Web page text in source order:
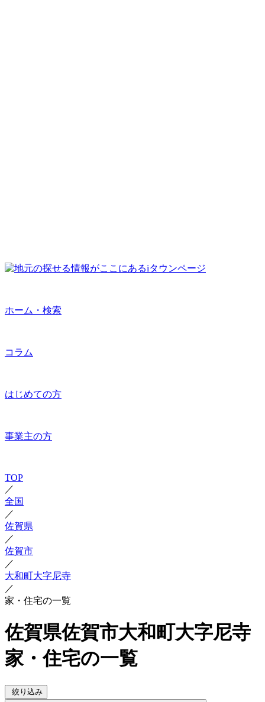
ホーム・検索
コラム
はじめての方
事業主の方
TOP
／
全国
／
佐賀県
／
佐賀市
／
大和町大字尼寺
／
家・住宅の一覧
佐賀県佐賀市大和町大字尼寺
家・住宅の一覧
絞り込み